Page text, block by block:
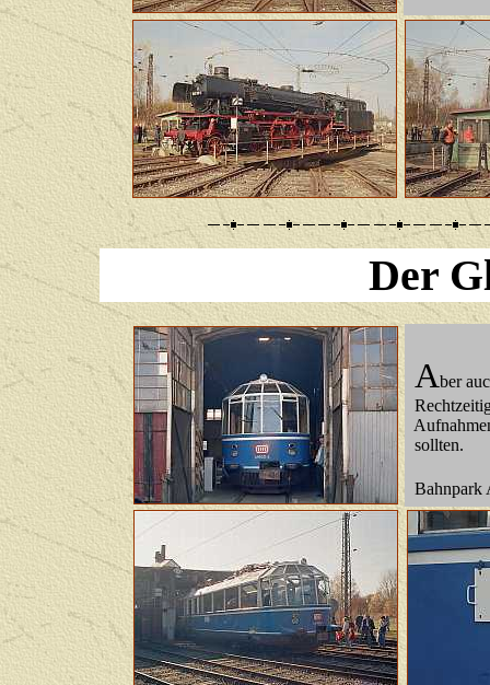
Der
Aber
sollten.
Bahnpark